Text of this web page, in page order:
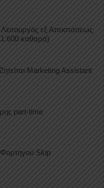
Λειτουργός εξ Αποστάσεως
καθαρά)
Marketing Assistant
part-time
Φορτηγού Skip